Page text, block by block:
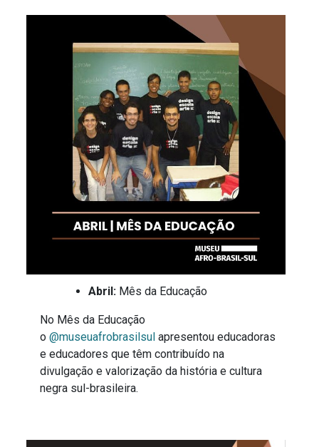
Abril:Mês da Educação
No Mês da Educação
o @museuafrobrasilsul apresentou educadoras
e educadores que têm contribuído na
divulgação e valorização da história e cultura
negra sul-brasileira.